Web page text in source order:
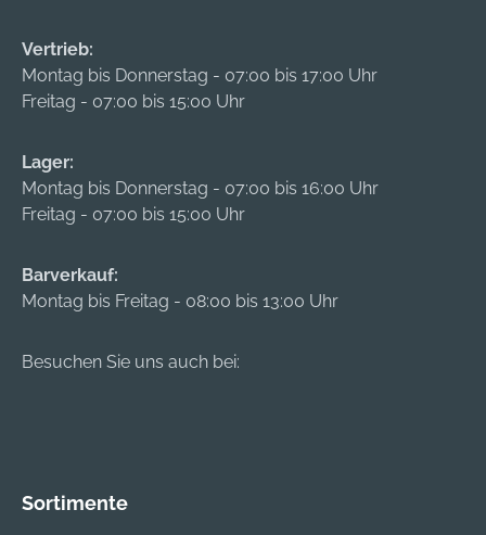
Vertrieb:
Montag bis Donnerstag - 07:00 bis 17:00 Uhr
Freitag - 07:00 bis 15:00 Uhr
Lager:
Montag bis Donnerstag - 07:00 bis 16:00 Uhr
Freitag - 07:00 bis 15:00 Uhr
Barverkauf:
Montag bis Freitag - 08:00 bis 13:00 Uhr
Besuchen Sie uns auch bei:
Sortimente